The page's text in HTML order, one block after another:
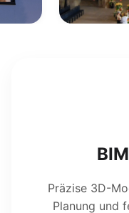
Präzise 3D-
Planung und